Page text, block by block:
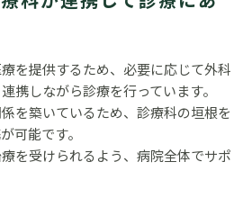
を提供するため、必要に応じて外科
携しながら診療を行っています。
を築いているため、診療科の垣根を
可能です。
を受けられるよう、病院全体でサポ